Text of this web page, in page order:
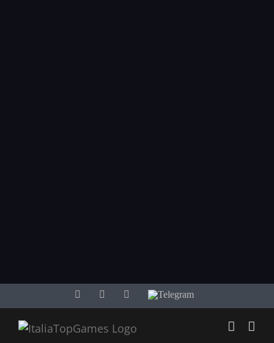
al
contenuto
FacebookTwitter YouTubeTelegram